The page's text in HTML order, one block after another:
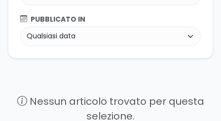
PUBBLICATO IN
Nessun articolo trovato per questa
selezione.